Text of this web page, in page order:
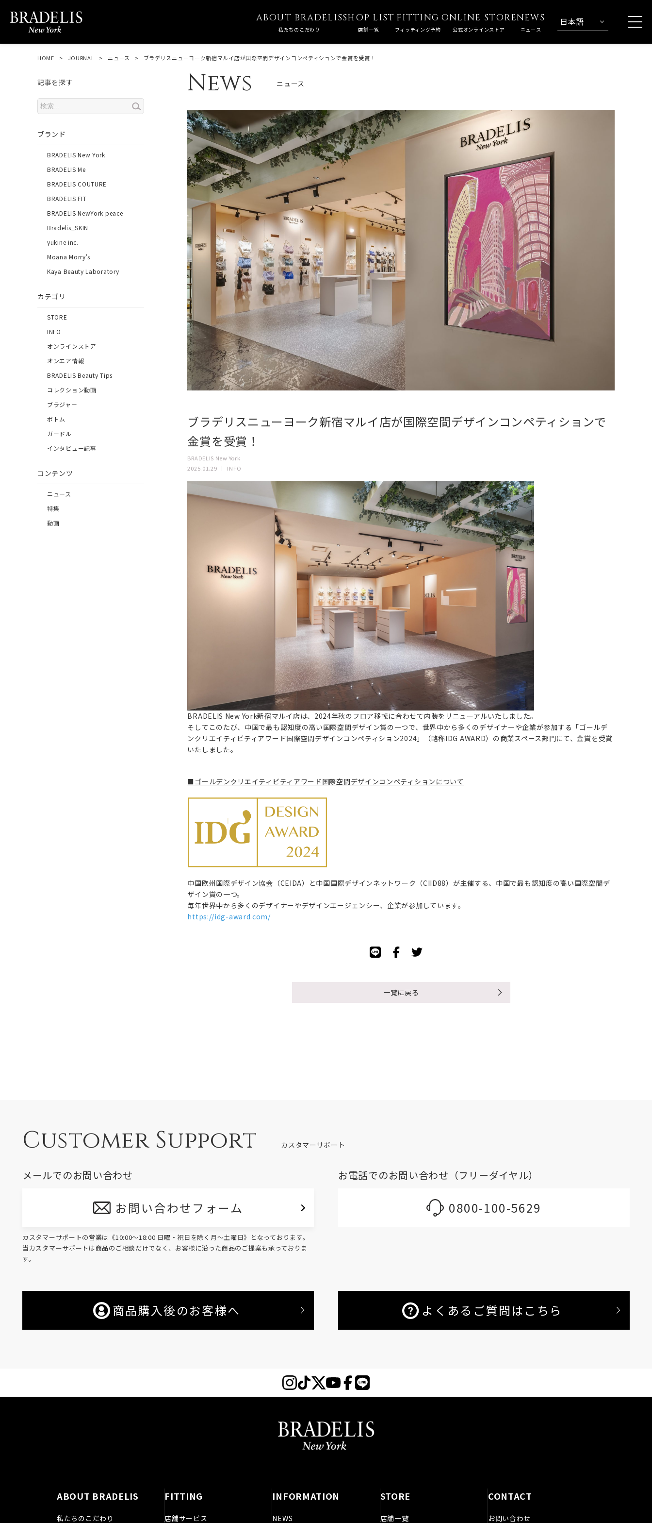
ABOUT BRADELIS
私たちのこだわり
SHOP LIST
店舗一覧
FITTING
フィッティング予約
ONLINE STORE
公式オンラインストア
NEWS
ニュース
日本語
HOME JOURNAL ニュース ブラデリスニューヨーク新宿マルイ店が国際空間デザインコンペティションで金賞を受賞！
記事を探す
ブランド
BRADELIS New York
BRADELIS Me
BRADELIS COUTURE
BRADELIS FIT
BRADELIS NewYork peace
Bradelis_SKIN
yukine inc.
Moana Morry's
Kaya Beauty Laboratory
カテゴリ
STORE
INFO
オンラインストア
オンエア情報
BRADELIS Beauty Tips
コレクション動画
ブラジャー
ボトム
ガードル
インタビュー記事
コンテンツ
ニュース
特集
動画
News ニュース
ブラデリスニューヨーク新宿マルイ店が国際空間デザインコンペティションで
金賞を受賞！
BRADELIS New York
2025.01.29
INFO
BRADELIS New York新宿マルイ店は、2024年秋のフロア移転に合わせて内装をリニューアルいたしました。
そしてこのたび、中国で最も認知度の高い国際空間デザイン賞の一つで、世界中から多くのデザイナーや企業が参加する「ゴールデ
ンクリエイティビティアワード国際空間デザインコンペティション2024」（略称IDG AWARD）の商業スペース部門にて、金賞を受賞
いたしました。
■ゴールデンクリエイティビティアワード国際空間デザインコンペティションについて
中国欧州国際デザイン協会（CEIDA）と中国国際デザインネットワーク（CIID88）が主催する、中国で最も認知度の高い国際空間デ
ザイン賞の一つ。
毎年世界中から多くのデザイナーやデザインエージェンシー、企業が参加しています。
https://idg-award.com/
一覧に戻る
Customer Support カスタマーサポート
メールでのお問い合わせ
お問い合わせフォーム
カスタマーサポートの営業は《10:00～18:00 日曜・祝日を除く月～土曜日》となっております。
当カスタマーサポートは商品のご相談だけでなく、お客様に沿った商品のご提案も承っておりま
す。
お電話でのお問い合わせ（フリーダイヤル）
0800-100-5629
商品購入後のお客様へ よくあるご質問はこちら
ABOUT BRADELIS
私たちのこだわり
FITTING
店舗サービス
INFORMATION
NEWS
STORE
店舗一覧
CONTACT
お問い合わせ